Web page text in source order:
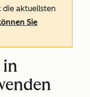
die aktuellsten
Sie
in